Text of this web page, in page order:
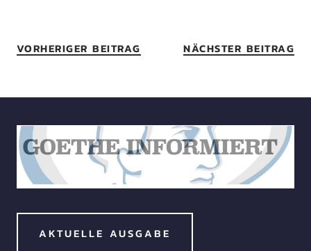
VORHERIGER BEITRAG NÄCHSTER BEITRAG
AKTUELLE AUSGABE